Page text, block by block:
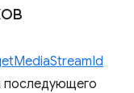
последующего